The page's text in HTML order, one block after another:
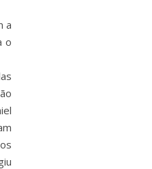
a
o